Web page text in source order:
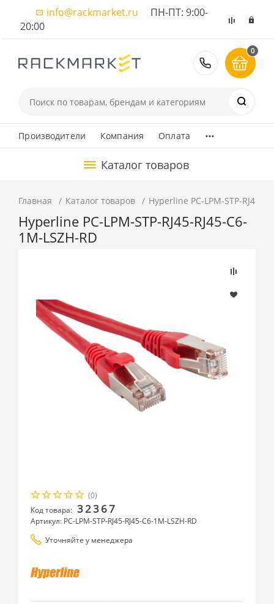
info@rackmarket.ru ПН-ПТ: 9:00-
20:00
8 (495)
0
Производители Компания Оплата ...
Каталог товаров
Главная Каталог товаров Hyperline PC-LPM-STP-RJ45-
Hyperline PC-LPM-STP-RJ45-RJ45-C6-
1M-LSZH-RD
(0)
Код товара: 32367
Артикул: PC-LPM-STP-RJ45-RJ45-C6-1M-LSZH-RD
Уточняйте у менеджера